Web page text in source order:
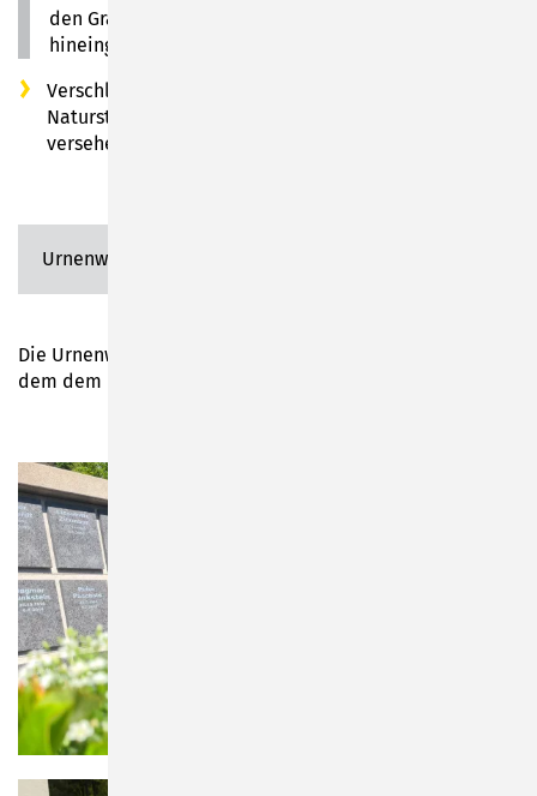
den Grabmalen sind Kammern, in die Urnen
hineingestellt werden.
Verschlossen werden sie in den meisten Fällen durch
Natursteinplatten, welche mit einer Inschrift
versehen werden können.
Urnenwand und Urnenstele
Die Urnenwände und Urnenstelen werden derzeit auf
dem dem Hauptfriedhof Sonneberg angeboten.